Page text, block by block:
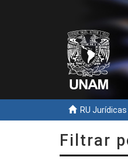
RU Jurídicas
Filtrar